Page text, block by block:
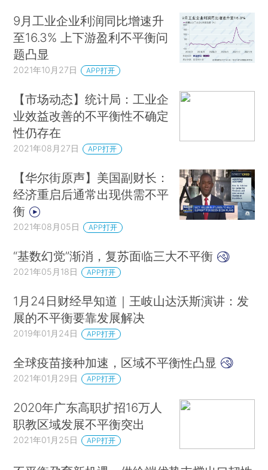
9月工业企业利润同比增速升
至16.3% 上下游盈利不平衡问
题凸显
2021年10月27日 APP打开
【市场动态】统计局：工业企
业效益改善的不平衡性不确定
性仍存在
2021年08月27日 APP打开
【华尔街原声】美国副财长：
经济重启后通常出现供需不平
衡
2021年08月05日 APP打开
“基数幻觉”渐消，复苏面临三大不平衡
2021年05月18日 APP打开
1月24日财经早知道｜王岐山达沃斯演讲：发
展的不平衡要靠发展解决
2019年01月24日 APP打开
全球疫苗接种加速，区域不平衡性凸显
2021年01月29日 APP打开
2020年广东高职扩招16万人
职教区域发展不平衡突出
2021年01月25日 APP打开